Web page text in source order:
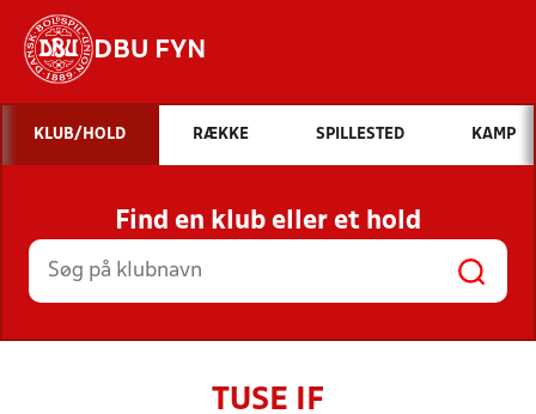
DBU FYN
Hvad vil du søge efter?
INDHOLD OG NYHEDER
STILLINGER, RESULTATER, KLUBBER OG
HOLD
KLUB/HOLD RÆKKE SPILLESTED KAMP
Find en klub eller et hold
TUSE IF